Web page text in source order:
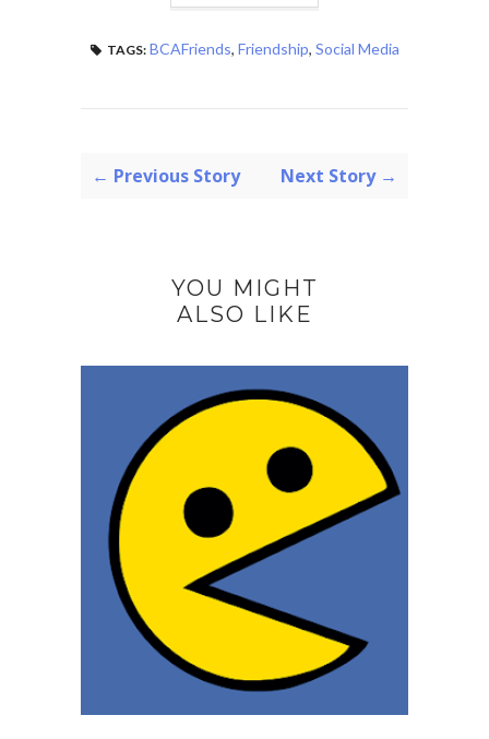
TAGS: BCAFriends, Friendship, Social Media
← Previous Story Next Story →
YOU MIGHT
ALSO LIKE